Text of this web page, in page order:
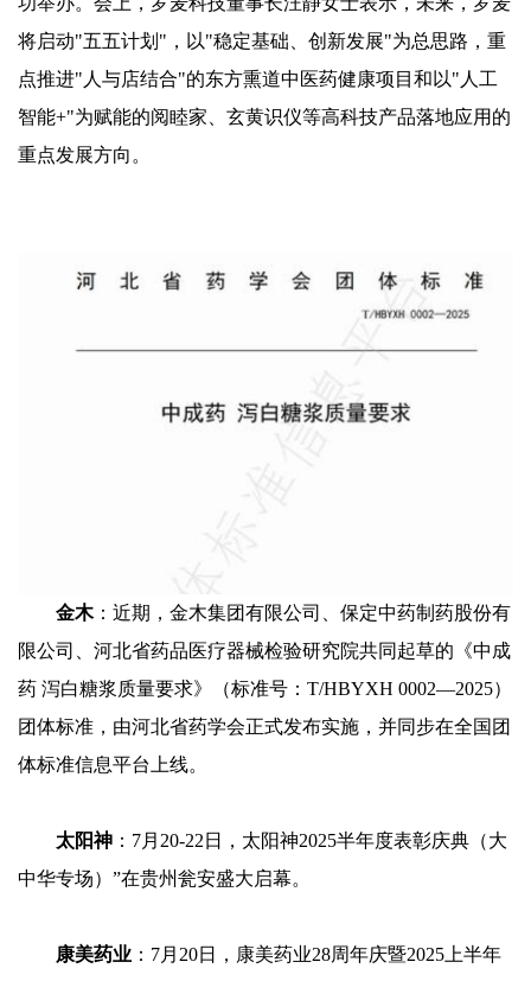
将启动"五五计划"，以"稳定基础、创新发展"为总思路，重
点推进"人与店结合"的东方熏道中医药健康项目和以"人工
智能+"为赋能的阅睦家、玄黄识仪等高科技产品落地应用的
重点发展方向。
金木：近期，金木集团有限公司、保定中药制药股份有
限公司、河北省药品医疗器械检验研究院共同起草的《中成
药 泻白糖浆质量要求》（标准号：T/HBYXH 0002—2025）
团体标准，由河北省药学会正式发布实施，并同步在全国团
体标准信息平台上线。
太阳神 ：7月20-22日，太阳神2025半年度表彰庆典（大
中华专场）”在贵州瓮安盛大启幕。
康美药业 ：7月20日，康美药业28周年庆暨2025上半年